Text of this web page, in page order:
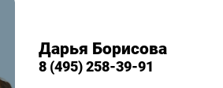
Дарья Борисова
8 (495) 258-39-91